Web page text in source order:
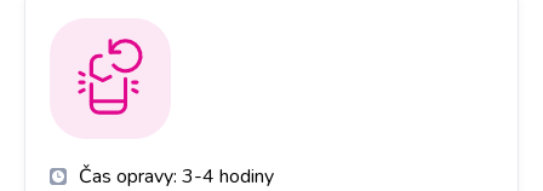
Čas opravy: 3-4 hodiny